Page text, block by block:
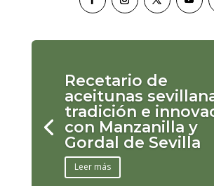
Recetario de
aceitunas
tradición e
con Manzanilla y
Gordal de Sevilla
Leer más